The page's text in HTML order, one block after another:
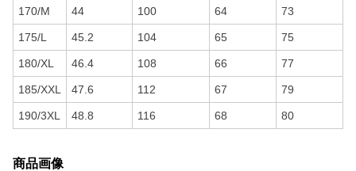
170/M 44 100 64 73
175/L 45.2 104 65 75
180/XL 46.4 108 66 77
185/XXL 47.6 112 67 79
190/3XL 48.8 116 68 80
商品画像